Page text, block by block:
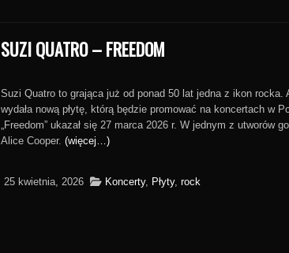
SUZI QUATRO – FREEDOM
Suzi Quatro to grająca już od ponad 50 lat jedna z ikon rocka.
wydała nową płytę, którą będzie promować na koncertach w
„Freedom” ukazał się 27 marca 2026 r. W jednym z utworów
Alice Cooper. (więcej…)
25 kwietnia, 2026 Koncerty, Płyty, rock